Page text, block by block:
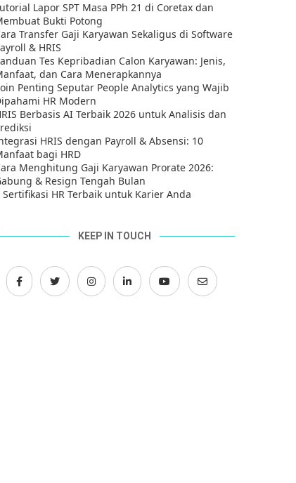
Lapor SPT Masa PPh 21 di Coretax dan
Bukti Potong
Transfer Gaji Karyawan Sekaligus di Software
& HRIS
Tes Kepribadian Calon Karyawan: Jenis,
dan Cara Menerapkannya
Penting Seputar People Analytics yang Wajib
HR Modern
Berbasis AI Terbaik 2026 untuk Analisis dan
HRIS dengan Payroll & Absensi: 10
bagi HRD
Menghitung Gaji Karyawan Prorate 2026:
& Resign Tengah Bulan
Sertifikasi HR Terbaik untuk Karier Anda
KEEP IN TOUCH